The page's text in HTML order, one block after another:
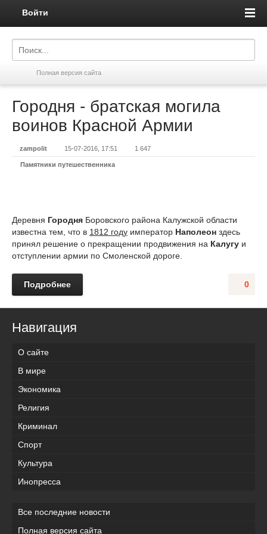
Войти
Полная версия сайта
Городня - братская могила
воинов Красной Армии
zampolit 15-07-2016, 17:51 1 647
Памятники путешественника
Деревня Городня Боровского района Калужской области
известна тем, что в 1812 году император Наполеон здесь
принял решение о прекращении продвижения на Калугу и
отступлении армии по Смоленской дороге.
0
Подробнее
Навигация
О сайте
В мире
Экономика
Религия
Криминал
Спорт
Культура
Инопресса
Все последние новости
Полная версия сайта